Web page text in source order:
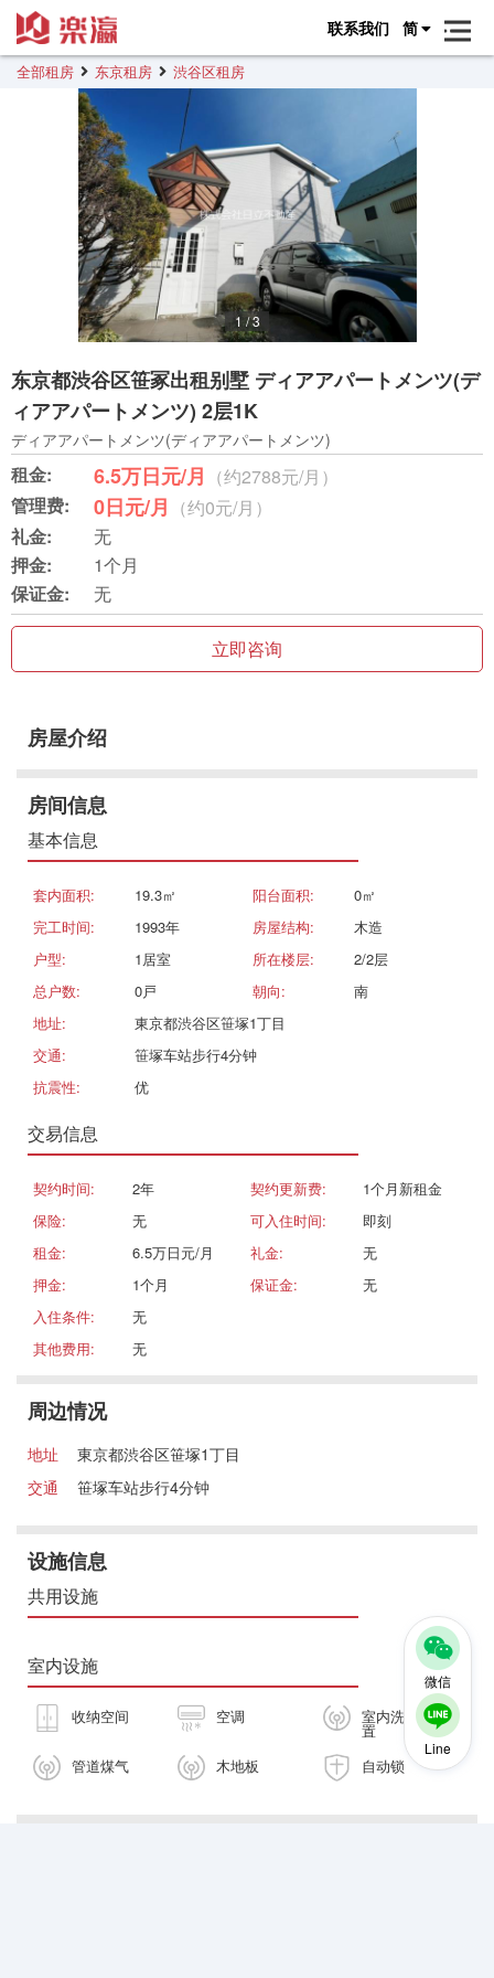
微信
Line
联系我们 简
全部租房 东京租房 渋谷区租房
1 /3
东京都渋谷区笹冢出租别墅 ディアアパートメンツ(デ
ィアアパートメンツ) 2层1K
ディアアパートメンツ(ディアアパートメンツ)
租金: 6.5万日元/月 （约2788元/月）
管理费:
0日元/月 （约0元/月）
礼金:
无
押金:
1个月
保证金:
无
立即咨询
房屋介绍
房间信息
基本信息
套内面积: 19.3㎡ 阳台面积:
0㎡
完工时间:
1993年 房屋结构:
木造
户型:
1居室 所在楼层:
2/2层
总户数:
0戸 朝向:
南
地址:
東京都渋谷区笹塚1丁目
交通:
笹塚车站步行4分钟
抗震性:
优
交易信息
契约时间: 2年 契约更新费:
1个月新租金
保险:
无 可入住时间:
即刻
租金:
6.5万日元/月 礼金:
无
押金:
1个月 保证金:
无
入住条件:
无
其他费用:
无
周边情况
地址
東京都渋谷区笹塚1丁目
交通
笹塚车站步行4分钟
设施信息
共用设施
室内设施
收纳空间 空调 室内洗衣机放
置
管道煤气
木地板 自动锁